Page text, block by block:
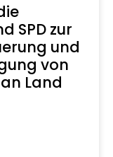
SPD zur
und
von
Land